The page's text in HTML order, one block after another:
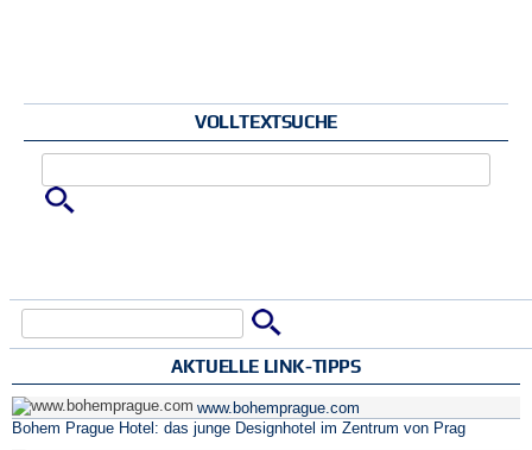
VOLLTEXTSUCHE
Suchformular
AKTUELLE LINK-TIPPS
www.bohemprague.com
Bohem Prague Hotel: das junge Designhotel im Zentrum von Prag